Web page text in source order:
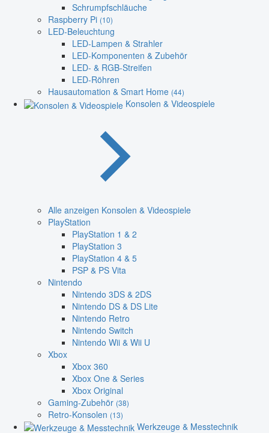
Schrumpfschläuche
Raspberry Pi (10)
LED-Beleuchtung
LED-Lampen & Strahler
LED-Komponenten & Zubehör
LED- & RGB-Streifen
LED-Röhren
Hausautomation & Smart Home (44)
Konsolen & Videospiele
Alle anzeigen Konsolen & Videospiele
PlayStation
PlayStation 1 & 2
PlayStation 3
PlayStation 4 & 5
PSP & PS Vita
Nintendo
Nintendo 3DS & 2DS
Nintendo DS & DS Lite
Nintendo Retro
Nintendo Switch
Nintendo Wii & Wii U
Xbox
Xbox 360
Xbox One & Series
Xbox Original
Gaming-Zubehör (38)
Retro-Konsolen (13)
Werkzeuge & Messtechnik